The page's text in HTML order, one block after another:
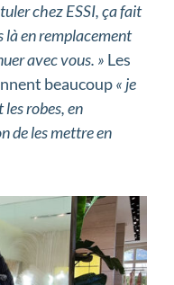
chez ESSI, ça fait
là en remplacement
avec vous. » Les
beaucoup« je
robes, en
de les mettre en